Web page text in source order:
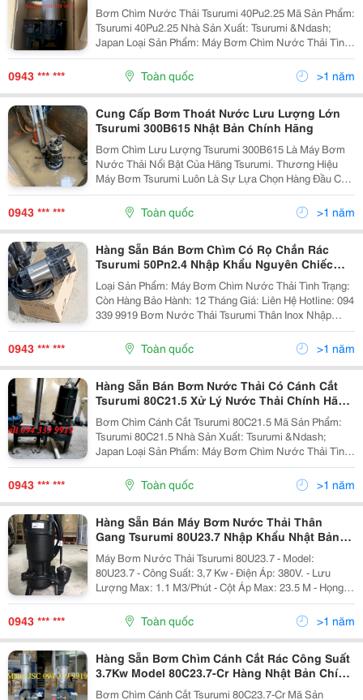
Bơm Chìm Nước Thải Tsurumi 40Pu2.25 Mã Sản Phẩm:
Tsurumi 40Pu2.25 Nhà Sản Xuất: Tsurumi &Ndash;
Japan Loại Sản Phẩm: Máy Bơm Chìm Nước Thải Tình
Trạng: Còn Hàng Bảo Hành: 12 Tháng Giá: Liên Hệ
Hotline: 094 339 9919 Bơm Nước Thải Tsurumi...
0943 *** *** Toàn quốc >1 năm
Cung Cấp Bơm Thoát Nước Lưu Lượng Lớn
Tsurumi 300B615 Nhật Bản Chính Hãng
Bơm Chìm Lưu Lượng Tsurumi 300B615 Là Máy Bơm
Nước Thải Nổi Bật Của Hãng Tsurumi. Thương Hiệu
Máy Bơm Tsurumi Luôn Là Sự Lựa Chọn Hàng Đầu Cho
Các Dự Án Thoát Nước Không Chỉ Trong Việt Nam Hay
Nước Ngoài. Các Sản Phẩm Máy Bơm Nước Thải
Tsurumi Được...
0943 *** *** Toàn quốc >1 năm
Hàng Sẵn Bán Bơm Chìm Có Rọ Chắn Rác
Tsurumi 50Pn2.4 Nhập Khẩu Nguyên Chiếc
Nhật Bản
Loại Sản Phẩm: Máy Bơm Chìm Nước Thải Tình Trạng:
Còn Hàng Bảo Hành: 12 Tháng Giá: Liên Hệ Hotline: 094
339 9919 Bơm Nước Thải Tsurumi Thân Inox Nhập
Khẩu Chính Hãng. Dòng Bơm Chìm Tsurumi Seri Pn
Được Thiết Kế Với Cánh Xoáy, Giúp Xử Lí...
0943 *** *** Toàn quốc >1 năm
Hàng Sẵn Bán Bơm Nước Thải Có Cánh Cắt
Tsurumi 80C21.5 Xử Lý Nước Thải Chính Hãng
Nhật Bản
Bơm Chìm Cánh Cắt Tsurumi 80C21.5 Mã Sản Phẩm:
Tsurumi 80C21.5 Nhà Sản Xuất: Tsurumi &Ndash;
Japan Loại Sản Phẩm: Máy Bơm Chìm Nước Thải Tình
Trạng: Còn Hàng Bảo Hành: 12 Tháng Giá: Liên Hệ
Hotline: 094 339 9919 Bơm Nước Thải Tsurumi...
0943 *** *** Toàn quốc >1 năm
Hàng Sẵn Bán Máy Bơm Nước Thải Thân
Gang Tsurumi 80U23.7 Nhập Khẩu Nhật Bản
Giá Tốt
Máy Bơm Nước Thải Tsurumi 80U23.7 - Model:
80U23.7 - Công Suất: 3,7 Kw - Điện Áp: 380V. - Lưu
Lượng Max: 1.1 M3/Phút - Cột Áp Max: 23.5 M - Họng
Xả: 80 Mm - Xuất Xứ: Nhật Bản, - Bảo Hành: 12 Tháng.
Ứng Dụng Của Bơm Chìm Tsurumi Seri...
0943 *** *** Toàn quốc >1 năm
Hàng Sẵn Bơm Chìm Cánh Cắt Rác Công Suất
3.7Kw Model 80C23.7-Cr Hàng Nhật Bản Chính
Hãng
Bơm Chìm Cánh Cắt Tsurumi 80C23.7-Cr Mã Sản